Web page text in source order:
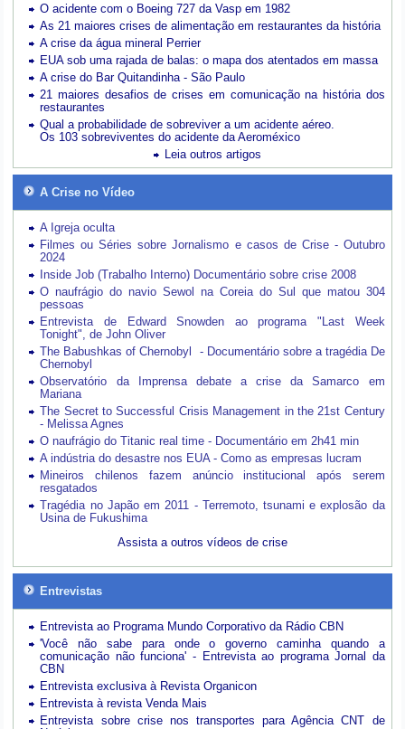
O acidente com o Boeing 727 da Vasp em 1982
As 21 maiores crises de alimentação em restaurantes da história
A crise da água mineral Perrier
EUA sob uma rajada de balas: o mapa dos atentados em massa
A crise do Bar Quitandinha - São Paulo
21 maiores desafios de crises em comunicação na história dos
restaurantes
Qual a probabilidade de sobreviver a um acidente aéreo.
Os 103 sobreviventes do acidente da Aeroméxico
Leia outros artigos
A Crise no Vídeo
A Igreja oculta
Filmes ou Séries sobre Jornalismo e casos de Crise - Outubro
2024
Inside Job (Trabalho Interno) Documentário sobre crise 2008
O naufrágio do navio Sewol na Coreia do Sul que matou 304
pessoas
Entrevista de Edward Snowden ao programa "Last Week
Tonight", de John Oliver
The Babushkas of Chernobyl - Documentário sobre a tragédia De
Chernobyl
Observatório da Imprensa debate a crise da Samarco em
Mariana
The Secret to Successful Crisis Management in the 21st Century
- Melissa Agnes
O naufrágio do Titanic real time - Documentário em 2h41 min
A indústria do desastre nos EUA - Como as empresas lucram
Mineiros chilenos fazem anúncio institucional após serem
resgatados
Tragédia no Japão em 2011 - Terremoto, tsunami e explosão da
Usina de Fukushima
Assista a outros vídeos de crise
Entrevistas
Entrevista ao Programa Mundo Corporativo da Rádio CBN
'Você não sabe para onde o governo caminha quando a
comunicação não funciona' - Entrevista ao programa Jornal da
CBN
Entrevista exclusiva à Revista Organicon
Entrevista à revista Venda Mais
Entrevista sobre crise nos transportes para Agência CNT de